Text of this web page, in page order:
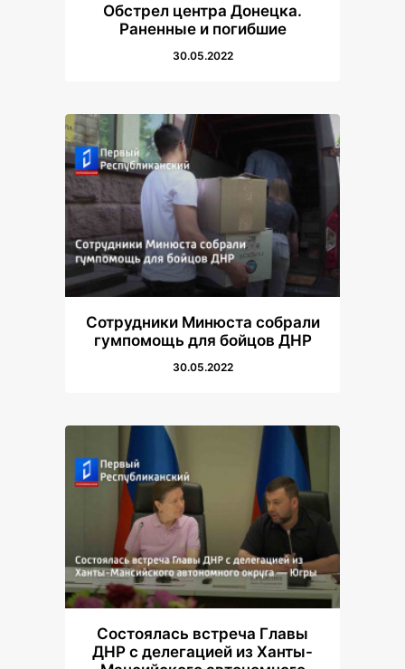
Обстрел центра Донецка.
Раненные и погибшие
30.05.2022
Сотрудники Минюста собрали
гумпомощь для бойцов ДНР
30.05.2022
Состоялась встреча Главы
ДНР с делегацией из Ханты-